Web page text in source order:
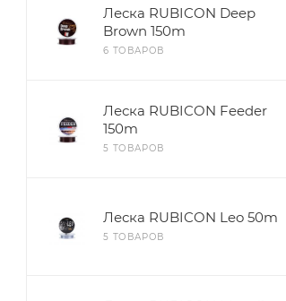
Леска RUBICON Deep
Brown 150m
6 ТОВАРОВ
Леска RUBICON Feeder
150m
5 ТОВАРОВ
Леска RUBICON Leo 50m
5 ТОВАРОВ